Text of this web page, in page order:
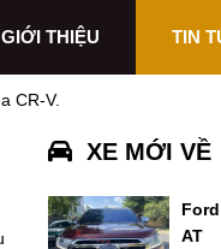
GIỚI THIỆU TIN
CR-V.
XE MỚI VỀ
AT